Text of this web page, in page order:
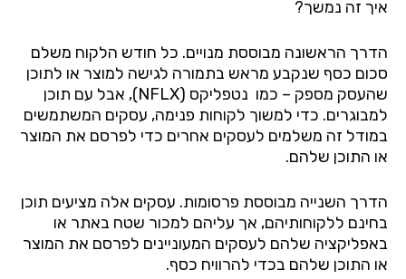
איך זה נמשך?
הדרך הראשונה מבוססת מנויים. כל חודש הלקוח משלם
סכום כסף שנקבע מראש בתמורה לגישה למוצר או לתוכן
שהעסק מספק – כמו נטפליקס (NFLX), אבל עם תוכן
למבוגרים. כדי למשוך לקוחות פנימה, עסקים המשתמשים
במודל זה משלמים לעסקים אחרים כדי לפרסם את המוצר
או התוכן שלהם.
הדרך השנייה מבוססת פרסומות. עסקים אלה מציעים תוכן
בחינם ללקוחותיהם, אך עליהם למכור שטח באתר או
באפליקציה שלהם לעסקים המעוניינים לפרסם את המוצר
או התוכן שלהם בכדי להרוויח כסף.